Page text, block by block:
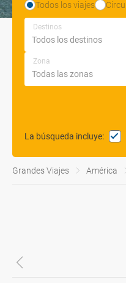
Todos los viajes
Destinos
Zona
La búsqueda incluye:
Grandes Viajes América